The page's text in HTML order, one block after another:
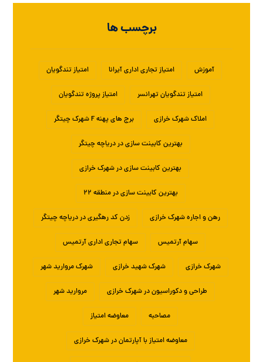
برچسب ها
آموزش امتیاز تجاری اداری آیرانا امتیاز تندگویان
امتیاز تندگویان تهرانسر امتیاز پروژه تندگویان
املاک شهرک خرازی برج های پهنه F شهرک چیتگر
بهترین کابینت سازی در دریاچه چیتگر
بهترین کابینت سازی در شهرک خرازی
بهترین کابینت سازی در منطقه ۲۲
رهن و اجاره شهرک خرازی زدن کد رهگیری در دریاچه چیتگر
سهام آرتمیس سهام تجاری اداری آرتمیس
شهرک خرازی شهرک شهید خرازی شهرک مروارید شهر
طراحی و دکوراسیون در شهرک خرازی مروارید شهر
مصاحبه معاوضه امتیاز
معاوضه امتیاز با آپارتمان در شهرک خرازی